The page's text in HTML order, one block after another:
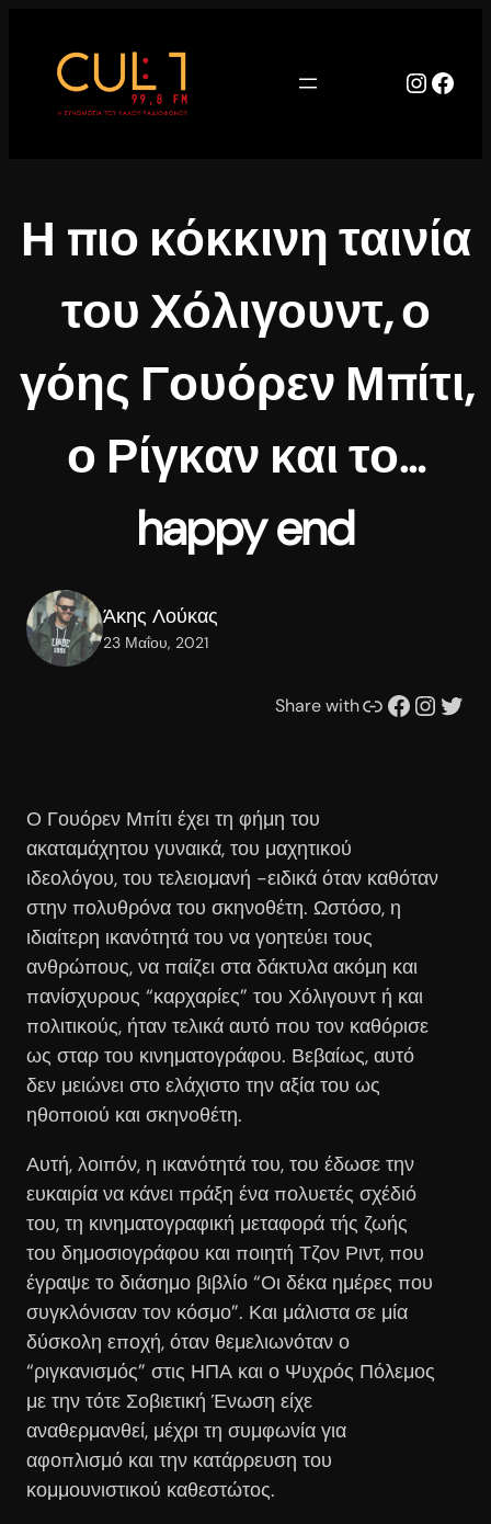
περιεχόμενο
Η πιο κόκκινη ταινία
του Χόλιγουντ, ο
γόης Γουόρεν Μπίτι,
ο Ρίγκαν και το…
happy end
Άκης Λούκας
23 Μαΐου, 2021
Share withΣυνδέσμου Facebook Instagram Twitter
Ο Γουόρεν Μπίτι έχει τη φήμη του
ακαταμάχητου γυναικά, του μαχητικού
ιδεολόγου, του τελειομανή -ειδικά όταν καθόταν
στην πολυθρόνα του σκηνοθέτη. Ωστόσο, η
ιδιαίτερη ικανότητά του να γοητεύει τους
ανθρώπους, να παίζει στα δάκτυλα ακόμη και
πανίσχυρους “καρχαρίες” του Χόλιγουντ ή και
πολιτικούς, ήταν τελικά αυτό που τον καθόρισε
ως σταρ του κινηματογράφου. Βεβαίως, αυτό
δεν μειώνει στο ελάχιστο την αξία του ως
ηθοποιού και σκηνοθέτη.
Αυτή, λοιπόν, η ικανότητά του, του έδωσε την
ευκαιρία να κάνει πράξη ένα πολυετές σχέδιό
του, τη κινηματογραφική μεταφορά τής ζωής
του δημοσιογράφου και ποιητή Τζον Ριντ, που
έγραψε το διάσημο βιβλίο “Οι δέκα ημέρες που
συγκλόνισαν τον κόσμο”. Και μάλιστα σε μία
δύσκολη εποχή, όταν θεμελιωνόταν ο
“ριγκανισμός” στις ΗΠΑ και ο Ψυχρός Πόλεμος
με την τότε Σοβιετική Ένωση είχε
αναθερμανθεί, μέχρι τη συμφωνία για
αφοπλισμό και την κατάρρευση του
κομμουνιστικού καθεστώτος.